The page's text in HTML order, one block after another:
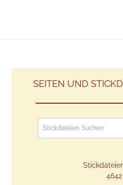
SEITEN UND
​4642